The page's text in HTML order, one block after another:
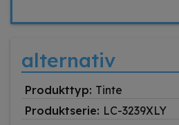
alternativ
Produkttyp: Tinte
Produktserie: LC-3239XLY